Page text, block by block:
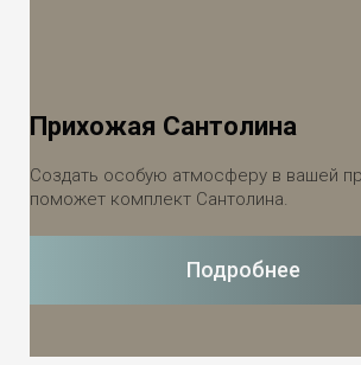
Подробнее
Создать особую атмосферу в вашей
поможет комплект Сантолина.
Прихожая Сантолина